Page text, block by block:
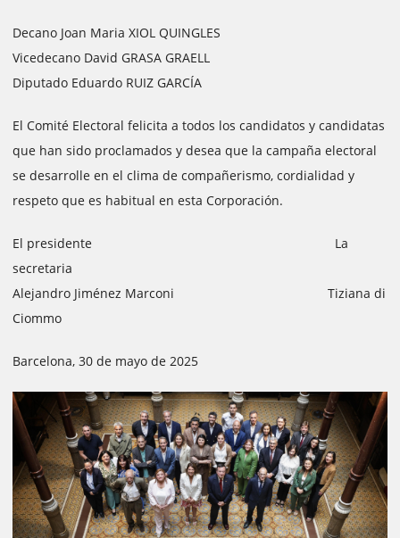
Decano Joan Maria XIOL QUINGLES
Vicedecano David GRASA GRAELL
Diputado Eduardo RUIZ GARCÍA
El Comité Electoral felicita a todos los candidatos y candidatas
que han sido proclamados y desea que la campaña electoral
se desarrolle en el clima de compañerismo, cordialidad y
respeto que es habitual en esta Corporación.
El presidente La
secretaria
Alejandro Jiménez Marconi Tiziana di
Ciommo
Barcelona, 30 de mayo de 2025